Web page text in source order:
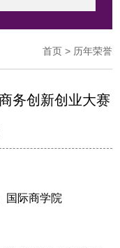
首页> 历年荣誉
务创新创业大赛
国际商学院